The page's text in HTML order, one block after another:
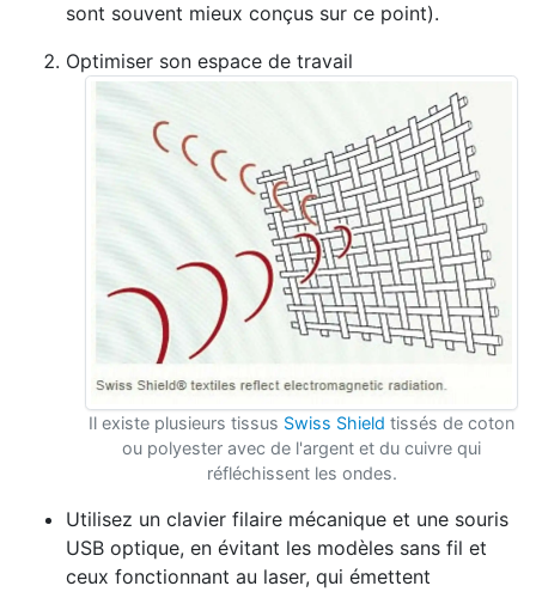
sont souvent mieux conçus sur ce point).
Optimiser son espace de travail
Il existe plusieurs tissus Swiss Shield tissés de coton
ou polyester avec de l'argent et du cuivre qui
réfléchissent les ondes.
Utilisez un clavier filaire mécanique et une souris
USB optique, en évitant les modèles sans fil et
ceux fonctionnant au laser, qui émettent